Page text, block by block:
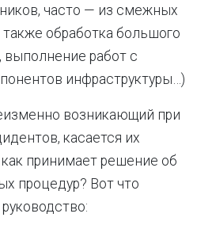
часто — из смежных
обработка большого
выполнение работ с
инфраструктуры…)
возникающий при
касается их
принимает решение об
процедур? Вот что